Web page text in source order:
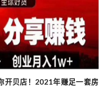
开贝店！2021年赚足一套房